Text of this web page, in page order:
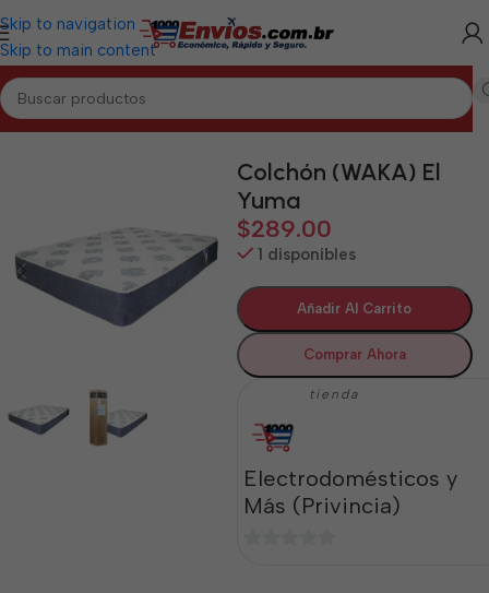
Skip to navigation
Skip to main content
Inicio/HOLGUÍN/Hogar Holguín
Colchón (WAKA) El
Yuma
$289.00
1 disponibles
Añadir Al Carrito
Comprar Ahora
tienda
Electrodomésticos y
Más (Privincia)